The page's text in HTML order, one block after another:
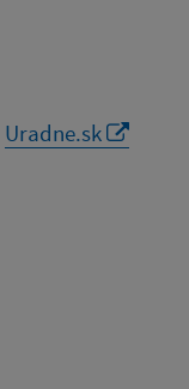
Uradne.sk